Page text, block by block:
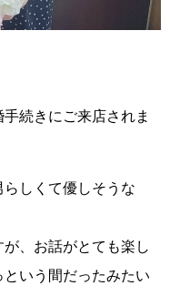
続きにご来店されま
らしくて優しそうな
、お話がとても楽し
いう間だったみたい